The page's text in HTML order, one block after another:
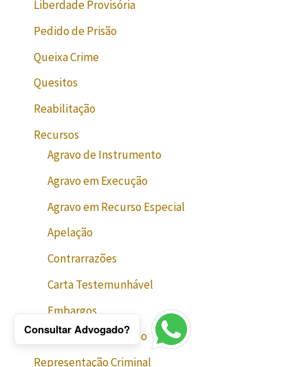
Liberdade Provisória
Pedido de Prisão
Queixa Crime
Quesitos
Reabilitação
Recursos
Agravo de Instrumento
Agravo em Execução
Agravo em Recurso Especial
Apelação
Contrarrazões
Carta Testemunhável
Embargos
Relaxamento de Prisão
Representação Criminal
Consultar Advogado?